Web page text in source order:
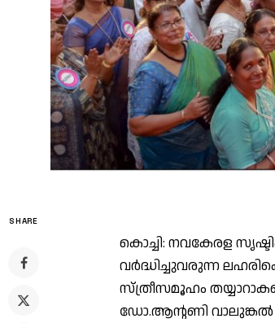
SHARE
കൊച്ചി: നവകേരള
വർദ്ധിച്ചുവരുന്ന
സ്ത്രീസമൂഹം
ഡോ.ആന്റണി വാലുങ്കൽ